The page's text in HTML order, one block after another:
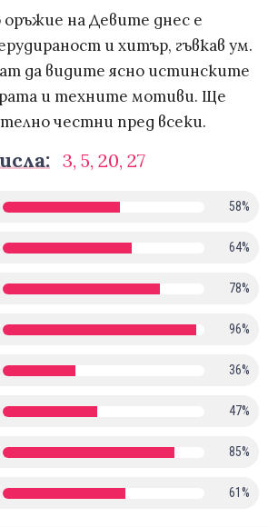
на Девите днес е
и хитър, гъвкав ум.
да видите ясно истинските
и техните мотиви. Ще
честни пред всеки.
3, 5, 20, 27
58%
64%
78%
96%
36%
47%
85%
61%